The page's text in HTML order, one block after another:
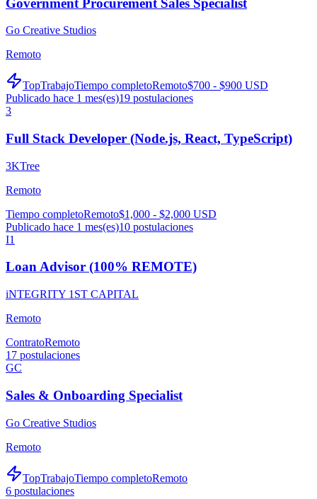
Go Creative Studios
Remoto
TopTrabajoTiempo completoRemoto$700 - $900 USD
Publicado hace 1 mes(es)19 postulaciones
3
Full Stack Developer (Node.js, React, TypeScript)
3KTree
Remoto
Tiempo completoRemoto$1,000 - $2,000 USD
Publicado hace 1 mes(es)10 postulaciones
I1
Loan Advisor (100% REMOTE)
iNTEGRITY 1ST CAPITAL
Remoto
ContratoRemoto
17 postulaciones
GC
Sales & Onboarding Specialist
Go Creative Studios
Remoto
TopTrabajoTiempo completoRemoto
6 postulaciones